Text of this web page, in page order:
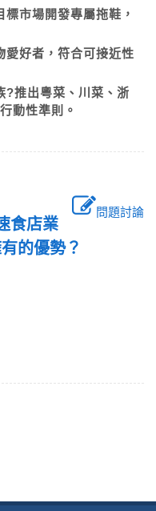
市場開發專屬拖鞋，
愛好者，符合可接近性
?推出粵菜、川菜、浙
動性準則。
問題討論
食店業
有的優勢？